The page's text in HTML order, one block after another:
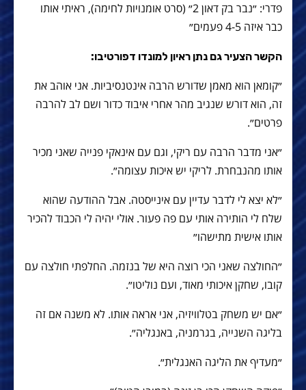
פדרי: ״נבר בק דאון 2״ (סרט אומנויות לחימה), ראיתי אותו
כבר איזה 4-5 פעמים״
הקשר הצעיר גם נתן ראיון למונדו דפורטיבו:
״קומאן הוא מאמן שדורש הרבה אינטנסיביות. אני אוהב את
זה, הוא דורש שנגיב מהר אחרי איבוד כדור ושם לב להרבה
פרטים״.
״אני מדבר הרבה עם ריקי, וגם עם אינאקי פנייה שאני מכיר
אותו מהנבחרת. לריקי יש איכות עצומה״.
״לא יצא לי לדבר עדיין עם אינייסטה. אבל ההודעה שהוא
שלח לי הותירה אותי עם פה פעור. אולי יהיה לי הכבוד להכיר
אותו אישית מתישהו״
״החולצה שאני הכי רוצה היא של בנזמה. החלפתי חולצה עם
קובו, שחקן איכותי מאוד, ועם נוליטו״.
״אם יש משחק בטלוויזיה, אני אראה אותו. לא משנה אם זה
בליגה השנייה, בגרמניה, באנגליה״.
״מעדיף את הליגה האנגלית״.